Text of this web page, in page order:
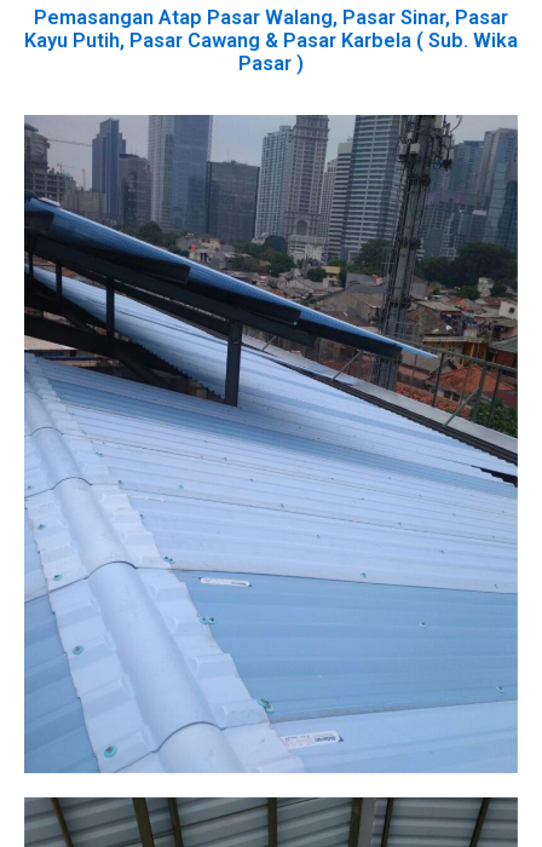
Pemasangan Atap Pasar Walang, Pasar Sinar, Pasar
Kayu Putih, Pasar Cawang & Pasar Karbela ( Sub. Wika
Pasar )